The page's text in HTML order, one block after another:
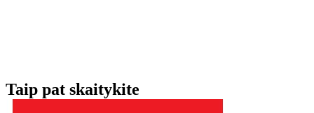
Taip pat skaitykite